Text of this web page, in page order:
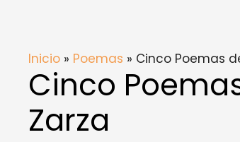
Inicio » Poemas » Cinco Poemas
Cinco
Zarza